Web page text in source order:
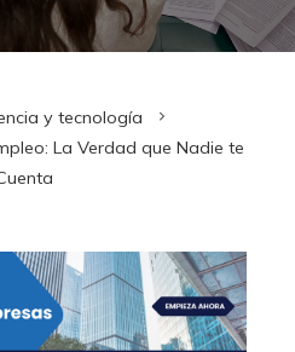
y tecnología
La Verdad que Nadie te